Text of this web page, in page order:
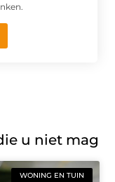
u niet mag
WONING EN TUIN